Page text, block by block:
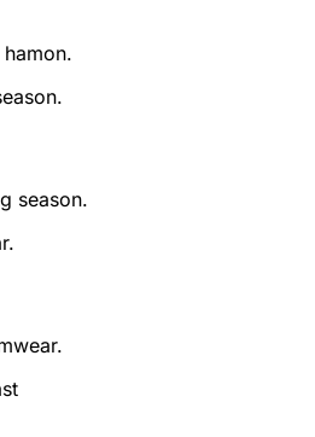
season.